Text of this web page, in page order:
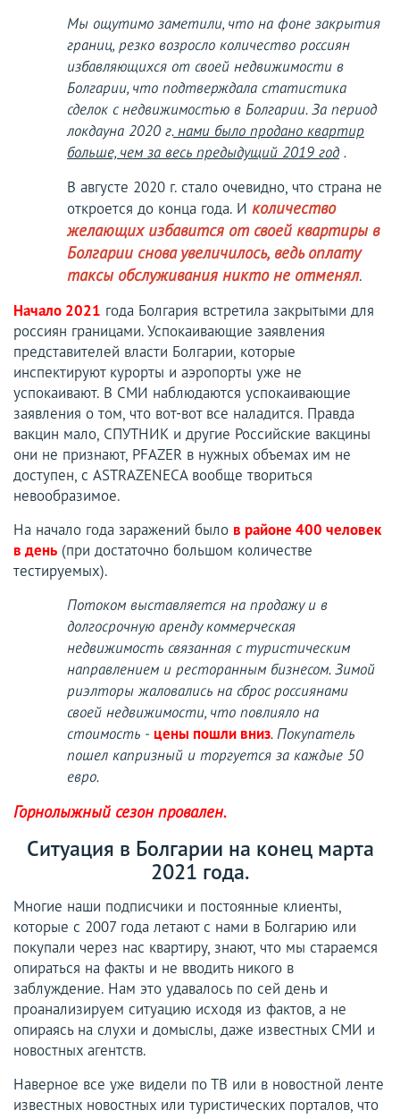
Мы ощутимо заметили, что на фоне закрытия
границ, резко возросло количество россиян
избавляющихся от своей недвижимости в
Болгарии, что подтверждала статистика
сделок с недвижимостью в Болгарии. За период
локдауна 2020 г.нами было продано квартир
больше, чем за весь предыдущий 2019 год .
В августе 2020 г. стало очевидно, что страна не
откроется до конца года. И количество
желающих избавится от своей квартиры в
Болгарии снова увеличилось, ведь оплату
таксы обслуживания никто не отменял.
Начало 2021 года Болгария встретила закрытыми для
россиян границами. Успокаивающие заявления
представителей власти Болгарии, которые
инспектируют курорты и аэропорты уже не
успокаивают. В СМИ наблюдаются успокаивающие
заявления о том, что вот-вот все наладится. Правда
вакцин мало, СПУТНИК и другие Российские вакцины
они не признают, PFAZER в нужных объемах им не
доступен, с ASTRAZENECA вообще твориться
невообразимое.
На начало года заражений было в районе 400 человек
в день (при достаточно большом количестве
тестируемых).
Потоком выставляется на продажу и в
долгосрочную аренду коммерческая
недвижимость связанная с туристическим
направлением и ресторанным бизнесом. Зимой
риэлторы жаловались на сброс россиянами
своей недвижимости, что повлияло на
стоимость - цены пошли вниз. Покупатель
пошел капризный и торгуется за каждые 50
евро.
Горнолыжный сезон провален.
Ситуация в Болгарии на конец марта
2021 года.
Многие наши подписчики и постоянные клиенты,
которые с 2007 года летают с нами в Болгарию или
покупали через нас квартиру, знают, что мы стараемся
опираться на факты и не вводить никого в
заблуждение. Нам это удавалось по сей день и
проанализируем ситуацию исходя из фактов, а не
опираясь на слухи и домыслы, даже известных СМИ и
новостных агентств.
Наверное все уже видели по ТВ или в новостной ленте
известных новостных или туристических порталов, что